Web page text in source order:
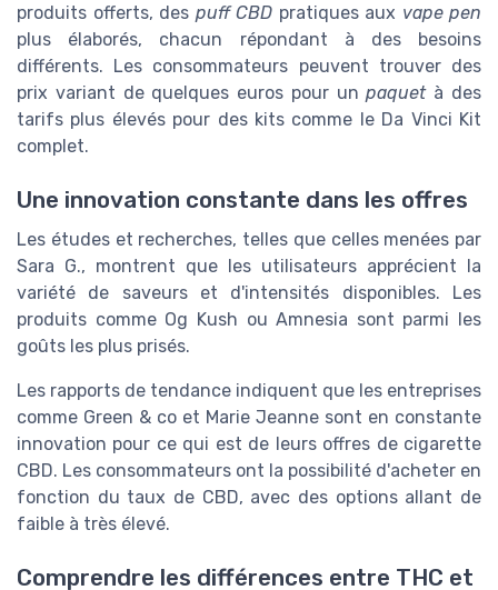
produits offerts, des puff CBD pratiques aux vape pen
plus élaborés, chacun répondant à des besoins
différents. Les consommateurs peuvent trouver des
prix variant de quelques euros pour unpaquetà des
tarifs plus élevés pour des kits comme le Da Vinci Kit
complet.
Une innovation constante dans les offres
Les études et recherches, telles que celles menées par
Sara G., montrent que les utilisateurs apprécient la
variété de saveurs et d'intensités disponibles. Les
produits comme Og Kush ou Amnesia sont parmi les
goûts les plus prisés.
Les rapports de tendance indiquent que les entreprises
comme Green & co et Marie Jeanne sont en constante
innovation pour ce qui est de leurs offres de cigarette
CBD. Les consommateurs ont la possibilité d'acheter en
fonction du taux de CBD, avec des options allant de
faible à très élevé.
Comprendre les différences entre THC et